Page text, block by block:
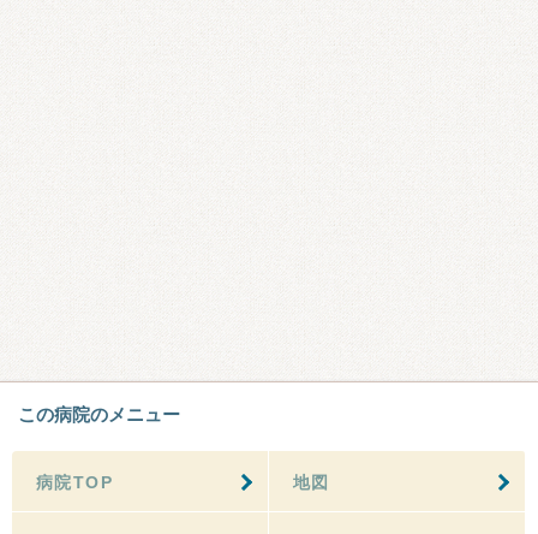
この病院のメニュー
病院TOP 地図